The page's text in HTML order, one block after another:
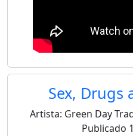
Sex, Drugs
Artista: Green Day
Publicado